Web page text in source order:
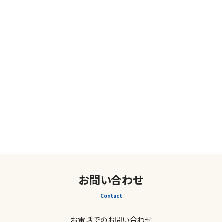
お問い合わせ
Contact
お電話でのお問い合わせ